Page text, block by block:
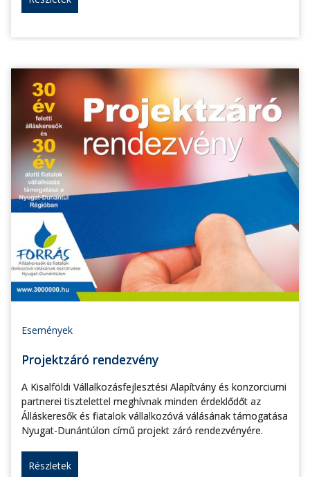
Események
Projektzáró rendezvény
A Kisalföldi Vállalkozásfejlesztési Alapítvány és konzorciumi
partnerei tisztelettel meghívnak minden érdeklődőt az
Álláskeresők és fiatalok vállalkozóvá válásának támogatása
Nyugat-Dunántúlon című projekt záró rendezvényére.
Részletek